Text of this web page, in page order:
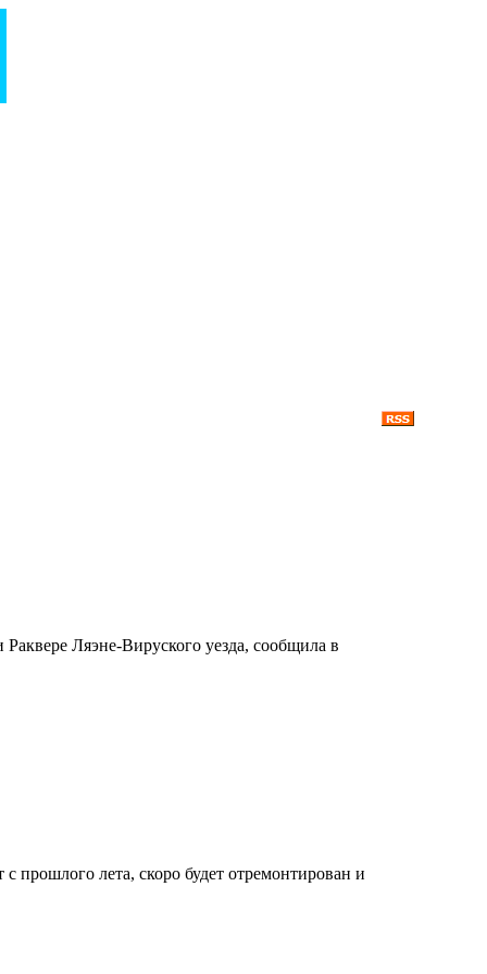
Ляэне-Вируского уезда, сообщила в
прошлого лета, скоро будет отремонтирован и